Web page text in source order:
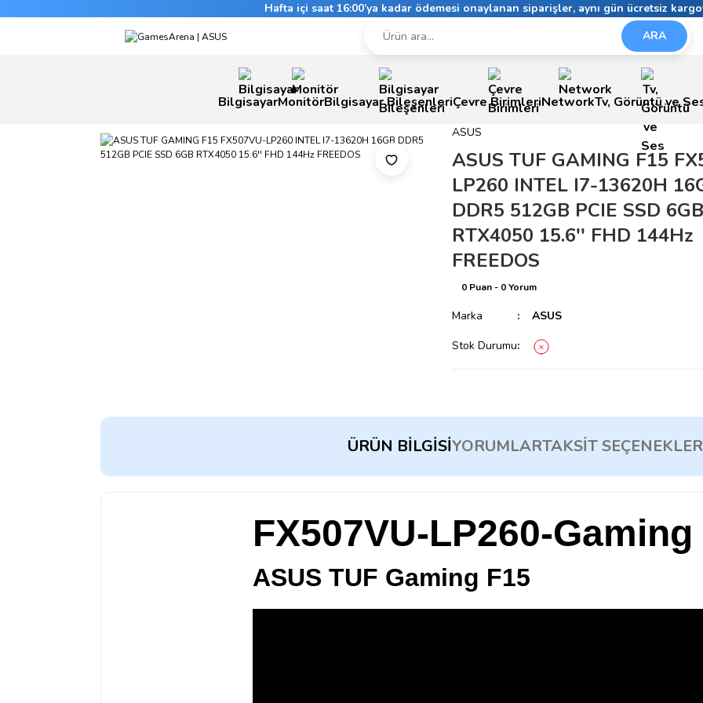
Hafta içi saat 16:00’ya kadar ödemesi onaylanan siparişler, aynı gün ücretsiz
ARA
BilgisayarMonitörBilgisayar BileşenleriÇevre BirimleriNetworkTv, Görüntü ve
ASUS
ASUS TUF GAMING F15
LP260 INTEL I7-13620H
DDR5 512GB PCIE SSD 6GB
RTX4050 15.6'' FHD 144Hz
FREEDOS
0 Puan - 0 Yorum
Marka ASUS
Stok Durumu
ÜRÜN BILGISIYORUMLARTAKSIT
FX507VU-LP260-Gaming
ASUS TUF Gaming F15